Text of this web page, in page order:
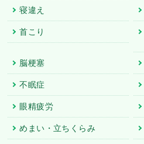
寝違え
首こり
脳梗塞
不眠症
眼精疲労
めまい・立ちくらみ